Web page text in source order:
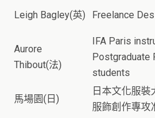
Leigh Bagley(英) Freelance
Aurore
Thibout(法)
IFA Paris
Postgraduate
students
馬場園(日)
日本文化服裝
服飾創作專攻